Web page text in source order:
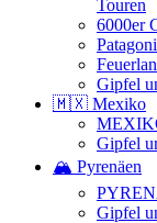
Touren
6000er
Gipfel
🇲🇽 Mexiko
Gipfel
🏔️ Pyrenäen
Gipfel